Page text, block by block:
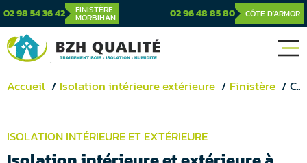
02 98 54 36 42 FINISTÈRE
MORBIHAN 02 96 48 85 80 CÔTE D'ARMOR
Accueil Isolation intérieure extérieure Finistère Clohars-Carnoët
ISOLATION INTÉRIEURE ET EXTÉRIEURE